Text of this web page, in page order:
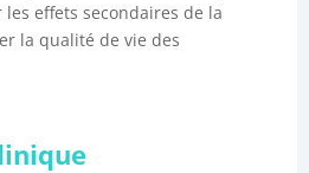
effets secondaires de la
la qualité de vie des